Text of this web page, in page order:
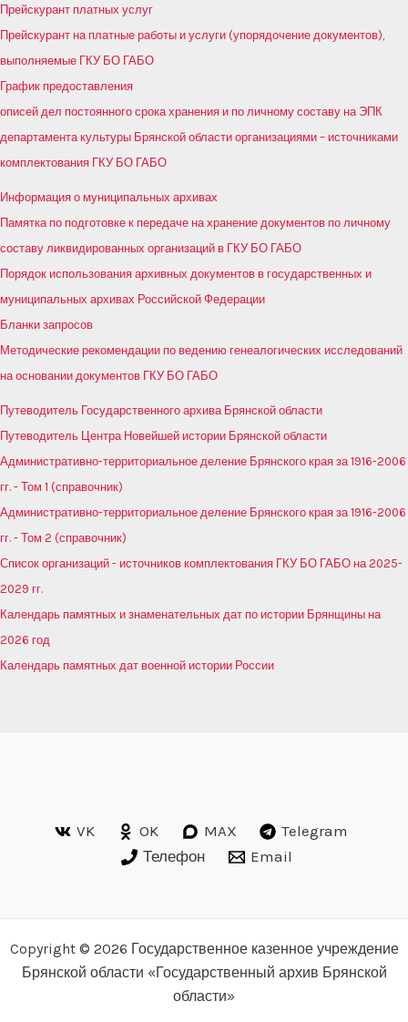
Прейскурант платных услуг
Прейскурант на платные работы и услуги (упорядочение документов),
выполняемые ГКУ БО ГАБО
График предоставления
описей дел постоянного срока хранения и по личному составу на ЭПК
департамента культуры Брянской области организациями – источниками
комплектования ГКУ БО ГАБО
Информация о муниципальных архивах
Памятка по подготовке к передаче на хранение документов по личному
составу ликвидированных организаций в ГКУ БО ГАБО
Порядок использования архивных документов в государственных и
муниципальных архивах Российской Федерации
Бланки запросов
Методические рекомендации по ведению генеалогических исследований
на основании документов ГКУ БО ГАБО
Путеводитель Государственного архива Брянской области
Путеводитель Центра Новейшей истории Брянской области
Административно-территориальное деление Брянского края за 1916-2006
гг. - Том 1 (справочник)
Административно-территориальное деление Брянского края за 1916-2006
гг. - Том 2 (справочник)
Список организаций - источников комплектования ГКУ БО ГАБО на 2025-
2029 гг.
Календарь памятных и знаменательных дат по истории Брянщины на
2026 год
Календарь памятных дат военной истории России
VK OK MAX
Telegram
Телефон
Email
Copyright © 2026 Государственное казенное учреждение
Брянской области «Государственный архив Брянской
области»